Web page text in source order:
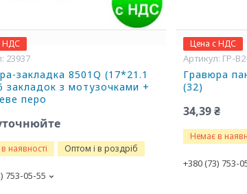
НДС
23937
закладка 8501Q (17*21.1
закладок з мотузочками +
перо
наявності Оптом і в роздріб
753-05-55
Цена с НДС
ГР-
Гравюра
(32)
34,39 ₴
Немає в
+380 (73) 753-